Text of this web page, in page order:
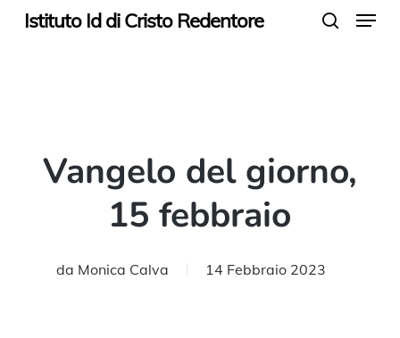
SkipIstituto Id di Cristo Redentore Menu
Vangelo del giorno,
15 febbraio
da Monica Calva 14 Febbraio 2023